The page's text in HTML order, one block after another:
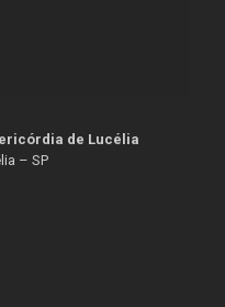
de Lucélia
– SP